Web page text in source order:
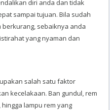
diri anda dan tidak
sampai tujuan. Bila sudah
sebaiknya anda
yang nyaman dan
salah satu faktor
kecelakaan. Ban gundul, rem
lampu rem yang